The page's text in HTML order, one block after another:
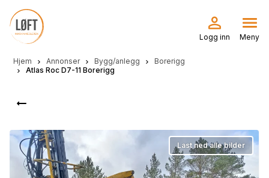
Hopp
hovedinnhold
Logg inn Meny
Hjem Annonser Bygg/anlegg
Borerigg
Atlas Roc D7-11 Borerigg
Last ned alle bilder